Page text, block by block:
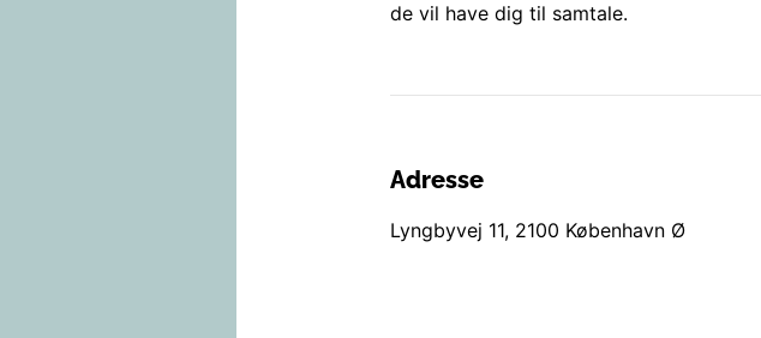
de vil have dig til samtale.
Adresse
Lyngbyvej 11, 2100 København Ø